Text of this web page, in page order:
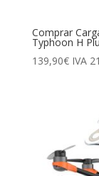
Comprar
Typhoon H
139,90€ IVA